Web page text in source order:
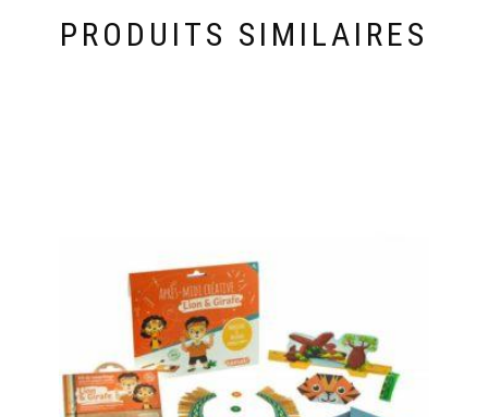
PRODUITS SIMILAIRES